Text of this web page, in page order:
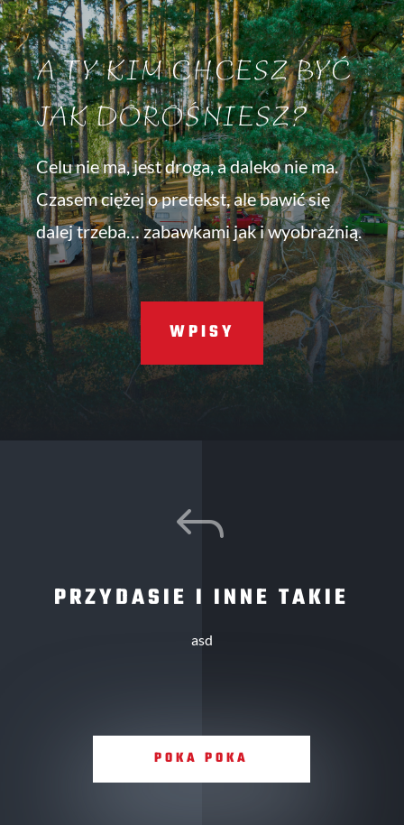
A TY KIM CHCESZ BYĆ
JAK DOROŚNIESZ?
Celu nie ma, jest droga, a daleko nie ma.
Czasem ciężej o pretekst, ale bawić się
dalej trzeba… zabawkami jak i wyobraźnią.
WPISY
J
PRZYDASIE I INNE TAKIE
asd
POKA POKA